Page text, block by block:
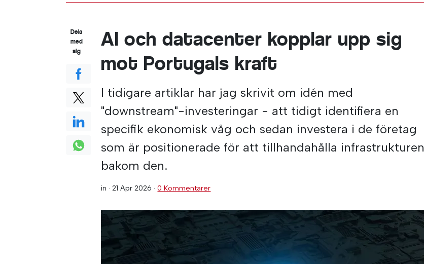
AI och datacenter kopplar upp sig
mot Portugals kraft
I tidigare artiklar har jag skrivit om idén med
"downstream"-investeringar - att tidigt identifiera en
specifik ekonomisk våg och sedan investera i de företag
som är positionerade för att tillhandahålla infrastrukturen
bakom den.
in ·21 Apr 2026 ·0 Kommentarer
Dela
med
sig